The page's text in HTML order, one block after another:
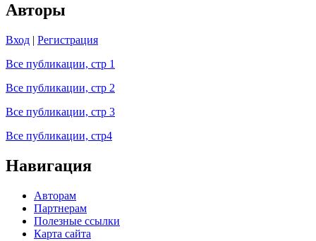
Авторы
Вход | Регистрация
Все публикации, стр 1
Все публикации, стр 2
Все публикации, стр 3
Все публикации, стр4
Навигация
Авторам
Партнерам
Полезные ссылки
Карта сайта